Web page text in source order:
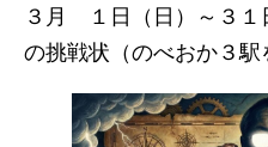
３月 １日（日）～３
の挑戦状（のべおか３駅